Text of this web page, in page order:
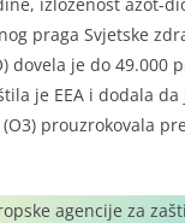
praga Svjetske
dovela je do 49.000
je EEA i dodala da
prouzrokovala
agencije za